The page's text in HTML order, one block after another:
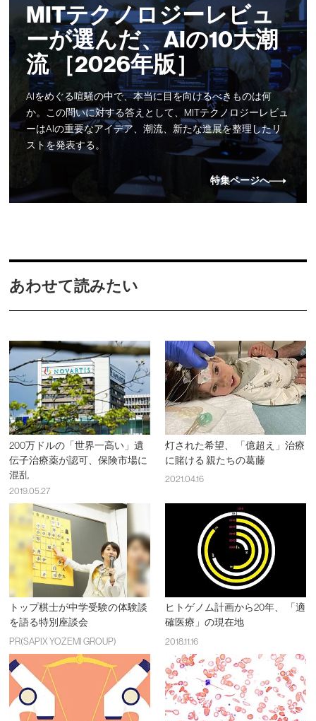
MITテクノロジーレビュ
ーが選んだ、AIの10大潮
流 ［2026年版］
AIをめぐる喧騒の中で、本当に目を向けるべきものは何
か。この問いに対する答えとして、MITテクノロジーレビュ
ーはAIの重要なアイデア、潮流、新たな進展を整理したリ
ストを発表する。
特集ページへ
あわせて読みたい
200万ドルの「世界一高い」遺
伝子治療薬が認可、保険市場に
混乱
2019.05.27
灯された希望、 「億超え」治療
に賭ける 親たちの葛藤
2021.04.16
トップ棋士が中学受験の体験談
を語る特別座談会
PR(SAPIX YOZEMI GROUP)
ヒトゲノム計画から20年、 「適
確医療」の現在地
2018.11.16